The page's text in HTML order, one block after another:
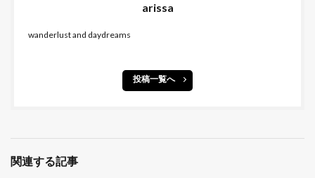
arissa
wanderlust and daydreams
投稿一覧へ
関連する記事